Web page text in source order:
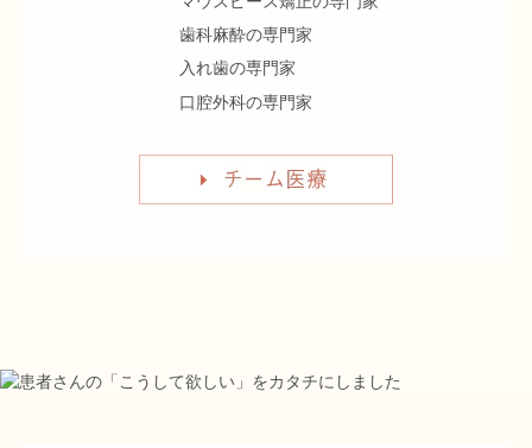
歯科麻酔の専門家
入れ歯の専門家
口腔外科の専門家